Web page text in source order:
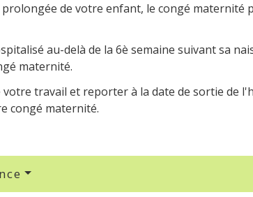
de votre enfant, le congé
au-delà de la 6è semaine suivant sa
maternité.
travail et reporter à la date de sortie de
congé maternité.